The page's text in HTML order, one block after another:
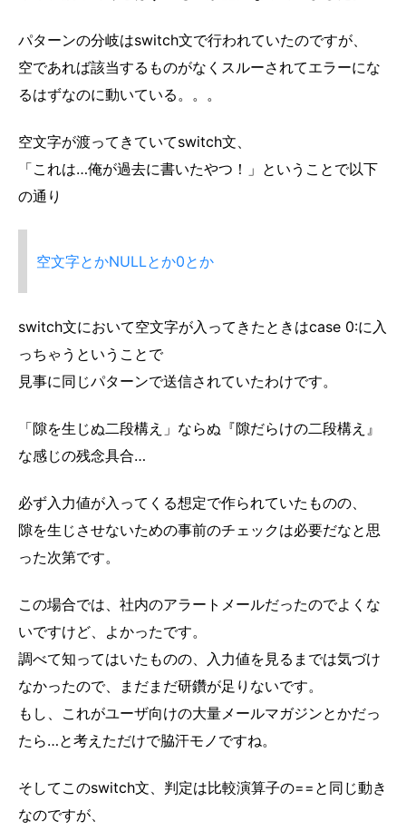
パターンの分岐はswitch文で行われていたのですが、
空であれば該当するものがなくスルーされてエラーにな
るはずなのに動いている。。。
空文字が渡ってきていてswitch文、
「これは…俺が過去に書いたやつ！」ということで以下
の通り
空文字とかNULLとか0とか
switch文において空文字が入ってきたときはcase 0:に入
っちゃうということで
見事に同じパターンで送信されていたわけです。
「隙を生じぬ二段構え」ならぬ『隙だらけの二段構え』
な感じの残念具合…
必ず入力値が入ってくる想定で作られていたものの、
隙を生じさせないための事前のチェックは必要だなと思
った次第です。
この場合では、社内のアラートメールだったのでよくな
いですけど、よかったです。
調べて知ってはいたものの、入力値を見るまでは気づけ
なかったので、まだまだ研鑽が足りないです。
もし、これがユーザ向けの大量メールマガジンとかだっ
たら…と考えただけで脇汗モノですね。
そしてこのswitch文、判定は比較演算子の==と同じ動き
なのですが、